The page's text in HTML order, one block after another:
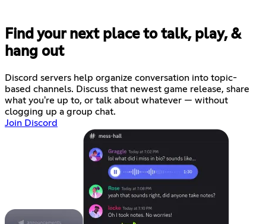
Find your next place to talk, play, &
hang out
Discord servers help organize conversation into topic-
based channels. Discuss that newest game release, share
what you're up to, or talk about whatever — without
clogging up a group chat.
Join Discord